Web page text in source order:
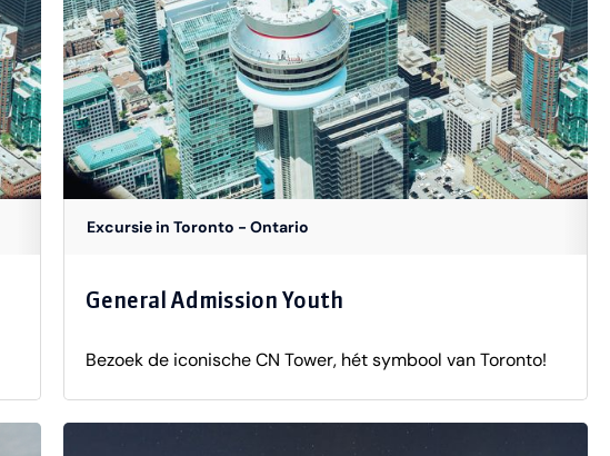
Excursie in Toronto - Ontario
General Admission Youth
Bezoek de iconische CN Tower, hét symbool van Toronto!